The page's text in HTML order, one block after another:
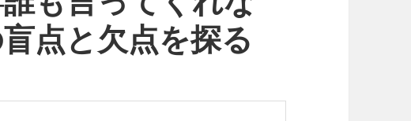
点と欠点を探る